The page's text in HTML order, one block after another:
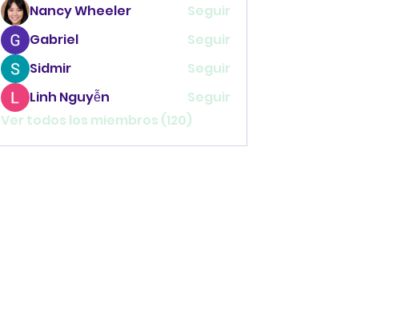
Nancy Wheeler
Seguir
Gabriel
Seguir
Sidmir
Seguir
Linh Nguyễn
Seguir
Ver todos los miembros (120)